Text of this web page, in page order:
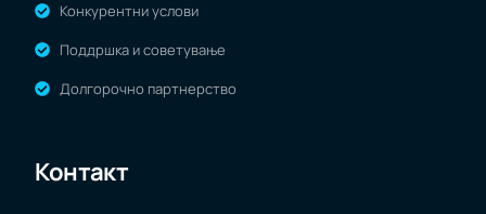
Конкурентни услови
Поддршка и советување
Долгорочно партнерство
Контакт